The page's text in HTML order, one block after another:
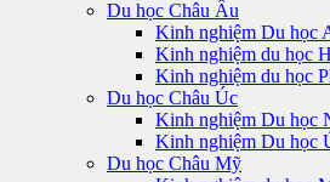
Du học Châu Âu
Kinh nghiệm Du học
Kinh nghiệm du học
Kinh nghiệm du học
Du học Châu Úc
Kinh nghiệm Du học
Kinh nghiệm Du học
Du học Châu Mỹ